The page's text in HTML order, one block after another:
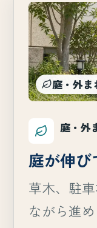
庭・外ま
庭・外
庭が伸び
草木、駐
ながら進め